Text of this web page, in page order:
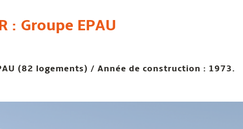
: Groupe EPAU
(82 logements) / Année de construction : 1973.